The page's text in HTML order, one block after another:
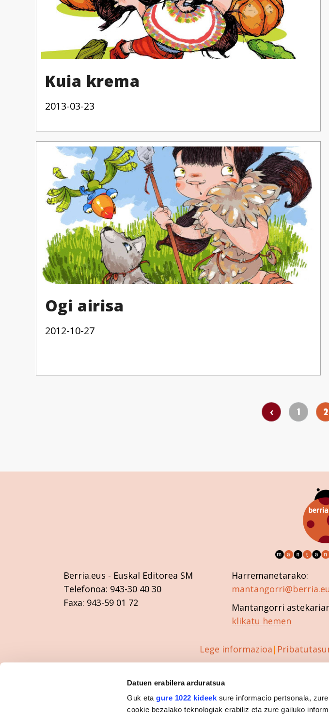
Datuen erabilera arduratsua
Guk etagure 1022 kideek sure informacio pertsonala,
cookie bezalako teknologiak erabiliz eta zure gailuko
Kuia krema
2013-03-23
Ogi airisa
2012-10-27
‹ 1 2
Berria.eus - Euskal Editorea SM
Telefonoa: 943-30 40 30
Faxa: 943-59 01 72
Harremanetarako:
Mantangorri
klikatu hemen
Lege informazioa